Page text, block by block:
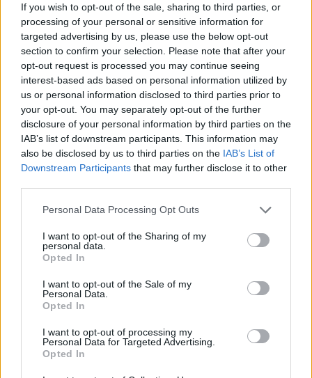
If you wish to opt-out of the sale, sharing to third parties, or
processing of your personal or sensitive information for
targeted advertising by us, please use the below opt-out
section to confirm your selection. Please note that after your
opt-out request is processed you may continue seeing
interest-based ads based on personal information utilized by
us or personal information disclosed to third parties prior to
your opt-out. You may separately opt-out of the further
disclosure of your personal information by third parties on the
IAB’s list of downstream participants. This information may
also be disclosed by us to third parties on the IAB’s List of
Downstream Participants that may further disclose it to other
Please note that this website/app uses one or more Google
not limited to your visit or usage behaviour. You may click to
grant or deny consent to Google and its third-party tags to
use your data for below specified purposes in below Google
consent section.
Personal Data Processing Opt Outs
I want to opt-out of the Sharing of my
personal data.
Opted In
I want to opt-out of the Sale of my
Personal Data.
Opted In
I want to opt-out of processing my
Personal Data for Targeted Advertising.
Opted In
δημοκρατικούςόρους οι παράνομες καταλήψεις.
Κραυγή αγωνίας φοιτητών για καθυστερήσεις
μαθημάτων
Ήδη σε ορισμένες σχολές, όπως για παράδειγμα στο
Τμήμα Οικονομικών Σπουδών του Εθνικού
Καποδιστριακού Πανεπιστημίου, η εξεταστική περίοδος
έχει μεταφερθεί σε μεταγενέστερη ημερομηνία, ενώ
μεταξύ άλλων το Εθνικό Μετσόβιο Πολυτεχνείο έχει
εκδώσει ανακοίνωση για τη λήξη των καταλήψεων έως